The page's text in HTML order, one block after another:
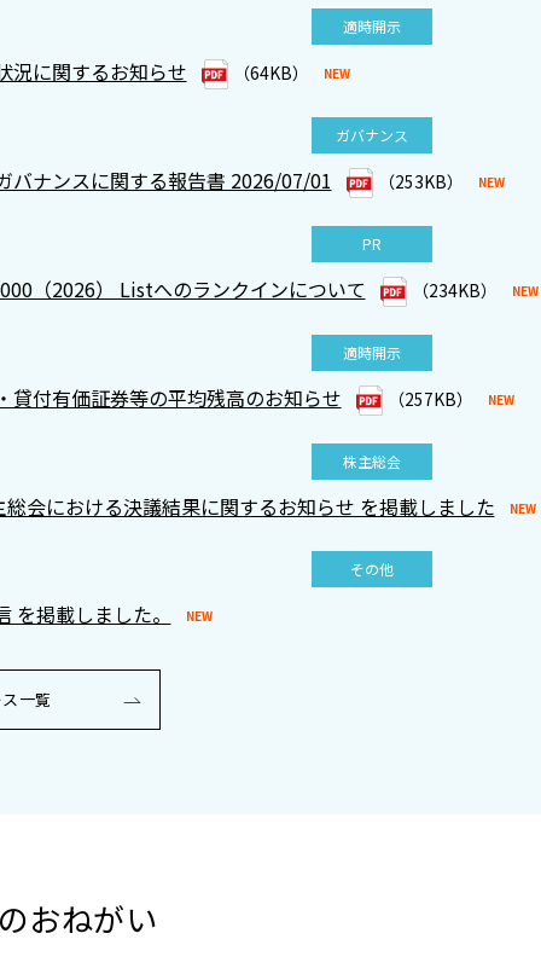
適時開示
況に関するお知らせ （64KB）
ガバナンス
バナンスに関する報告書 2026/07/01 （253KB）
PR
（2026） Listへのランクインについて （234KB）
適時開示
貸付有価証券等の平均残高のお知らせ （257KB）
株主総会
会における決議結果に関するお知らせ を掲載しました
その他
を掲載しました。
一覧
おねがい